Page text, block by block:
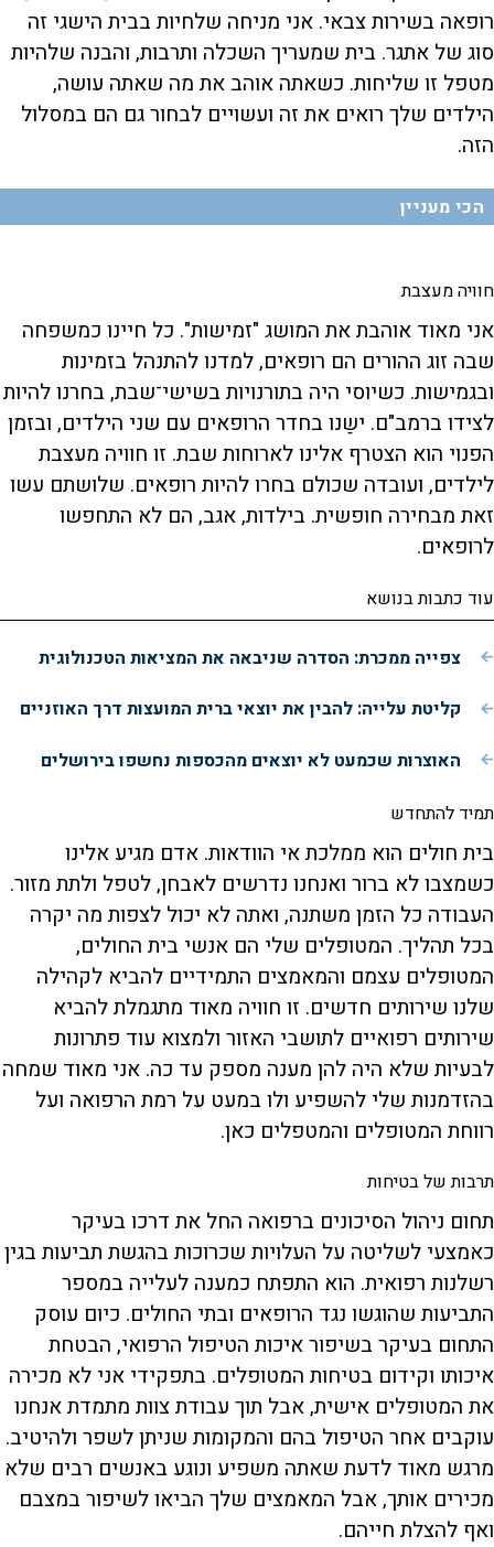
רופאה בשירות צבאי. אני מניחה שלחיות בבית הישגי זה
סוג של אתגר. בית שמעריך השכלה ותרבות, והבנה שלהיות
מטפל זו שליחות. כשאתה אוהב את מה שאתה עושה,
הילדים שלך רואים את זה ועשויים לבחור גם הם במסלול
הזה.
הכי מעניין
חוויה מעצבת
אני מאוד אוהבת את המושג "זמישות". כל חיינו כמשפחה
שבה זוג ההורים הם רופאים, למדנו להתנהל בזמינות
ובגמישות. כשיוסי היה בתורנויות בשישי־שבת, בחרנו להיות
לצידו ברמב"ם. ישַנו בחדר הרופאים עם שני הילדים, ובזמן
הפנוי הוא הצטרף אלינו לארוחות שבת. זו חוויה מעצבת
לילדים, ועובדה שכולם בחרו להיות רופאים. שלושתם עשו
זאת מבחירה חופשית. בילדות, אגב, הם לא התחפשו
לרופאים.
עוד כתבות בנושא
צפייה ממכרת: הסדרה שניבאה את המציאות הטכנולוגית
קליטת עלייה: להבין את יוצאי ברית המועצות דרך האוזניים
האוצרות שכמעט לא יוצאים מהכספות נחשפו בירושלים
תמיד להתחדש
בית חולים הוא ממלכת אי הוודאות. אדם מגיע אלינו
כשמצבו לא ברור ואנחנו נדרשים לאבחן, לטפל ולתת מזור.
העבודה כל הזמן משתנה, ואתה לא יכול לצפות מה יקרה
בכל תהליך. המטופלים שלי הם אנשי בית החולים,
המטופלים עצמם והמאמצים התמידיים להביא לקהילה
שלנו שירותים חדשים. זו חוויה מאוד מתגמלת להביא
שירותים רפואיים לתושבי האזור ולמצוא עוד פתרונות
לבעיות שלא היה להן מענה מספק עד כה. אני מאוד שמחה
בהזדמנות שלי להשפיע ולו במעט על רמת הרפואה ועל
רווחת המטופלים והמטפלים כאן.
תרבות של בטיחות
תחום ניהול הסיכונים ברפואה החל את דרכו בעיקר
כאמצעי לשליטה על העלויות שכרוכות בהגשת תביעות בגין
רשלנות רפואית. הוא התפתח כמענה לעלייה במספר
התביעות שהוגשו נגד הרופאים ובתי החולים. כיום עוסק
התחום בעיקר בשיפור איכות הטיפול הרפואי, הבטחת
איכותו וקידום בטיחות המטופלים. בתפקידי אני לא מכירה
את המטופלים אישית, אבל תוך עבודת צוות מתמדת אנחנו
עוקבים אחר הטיפול בהם והמקומות שניתן לשפר ולהיטיב.
מרגש מאוד לדעת שאתה משפיע ונוגע באנשים רבים שלא
מכירים אותך, אבל המאמצים שלך הביאו לשיפור במצבם
ואף להצלת חייהם.